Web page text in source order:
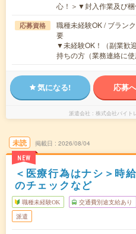
心！＞▼封入作業及び
応募資格
職種未経験OK / ブラン
要
▼未経験OK！（副業
持ちの方（業務連絡に
気になる! 応募
派遣会社 株式会社バイト
未読
NEW
掲載日 2026/08/04
＜医療行為はナシ＞時
のチェックなど
職種未経験OK 交通費別途支給あり
派遣